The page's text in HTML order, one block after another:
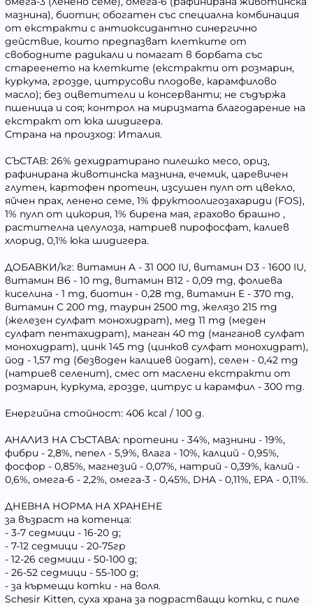
мазнина), биотин; обогатен със специална комбинация
от екстракти с антиоксидантно синергично
действие, които предпазват клетките от
свободните радикали и помагат в борбата със
стареенето на клетките (екстракти от розмарин,
куркума, грозде, цитрусови плодове, карамфилово
масло); без оцветители и консерванти; не съдържа
пшеница и соя; контрол на миризмата благодарение на
екстракт от юка шидигера.
Страна на произход: Италия.
СЪСТАВ: 26% дехидратирано пилешко месо, ориз,
рафинирана животинска мазнина, ечемик, царевичен
глутен, картофен протеин, изсушен пулп от цвекло,
яйчен прах, ленено семе, 1% фруктоолигозахариди (FOS),
1% пулп от цикория, 1% бирена мая, грахово брашно ,
растителна целулоза, натриев пирофосфат, калиев
хлорид, 0,1% юка шидигера.
ДОБАВКИ/кг: витамин A - 31 000 IU, витамин D3 - 1600 IU,
витамин B6 - 10 mg, витамин B12 - 0,09 mg, фолиева
киселина - 1 mg, биотин - 0,28 mg, витамин E - 370 mg,
витамин C 200 mg, таурин 2500 mg, желязо 215 mg
(железен сулфат монохидрат), мед 11 mg (меден
сулфат пентахидрат), манган 40 mg (манганов сулфат
монохидрат), цинк 145 mg (цинков сулфат монохидрат),
йод - 1,57 mg (безводен калциев йодат), селен - 0,42 mg
(натриев селенит), смес от маслени екстракти от
розмарин, куркума, грозде, цитрус и карамфил - 300 mg.
Енергийна стойност: 406 kcal / 100 g.
АНАЛИЗ НА СЪСТАВА: протеини - 34%, мазнини - 19%,
фибри - 2,8%, пепел - 5,9%, влага - 10%, калций - 0,95%,
фосфор - 0,85%, магнезий - 0,07%, натрий - 0,39%, калий -
0,6%, омега-6 - 2,2%, омега-3 - 0,45%, DHA - 0,11%, EPA - 0,11%.
ДНЕВНА НОРМА НА ХРАНЕНЕ
за възраст на котенца:
- 3-7 седмици - 16-20 g;
- 7-12 седмици - 20-75гр
- 12-26 седмици - 50-100 g;
- 26-52 седмици - 55-100 g;
- за кърмещи котки - на воля.
Schesir Kitten, суха храна за подрастващи котки, с пиле